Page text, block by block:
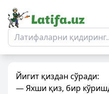
Йигит қиздан сўради:
— Яхши қиз, бир